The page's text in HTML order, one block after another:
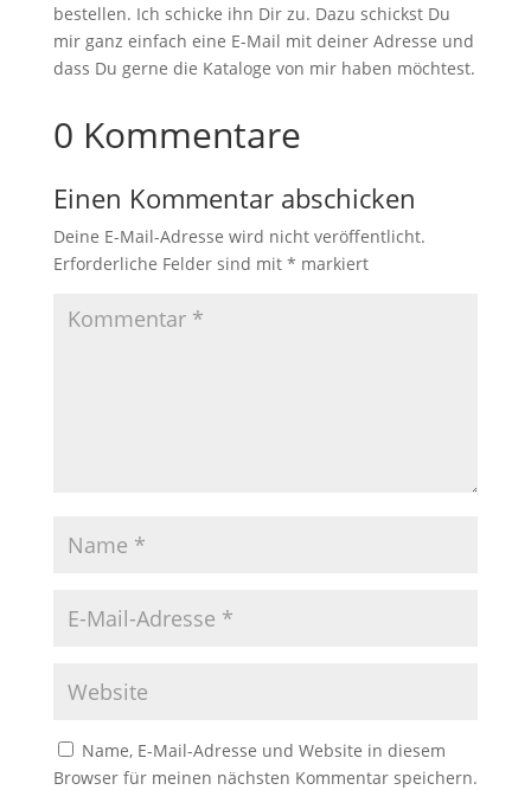
bestellen. Ich schicke ihn Dir zu. Dazu schickst Du
mir ganz einfach eine E-Mail mit deiner Adresse und
dass Du gerne die Kataloge von mir haben möchtest.
0 Kommentare
Einen Kommentar abschicken
Deine E-Mail-Adresse wird nicht veröffentlicht.
Erforderliche Felder sind mit * markiert
Name, E-Mail-Adresse und Website in diesem
Browser für meinen nächsten Kommentar speichern.